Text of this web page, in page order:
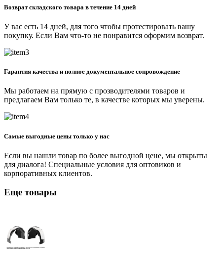
Возврат складского товара в течение 14 дней
У вас есть 14 дней, для того чтобы протестировать вашу
покупку. Если Вам что-то не понравится оформим возврат.
Гарантия качества и полное документальное сопровождение
Мы работаем на прямую с прозводителями товаров и
предлагаем Вам только те, в качестве которых мы уверены.
Самые выгодные цены только у нас
Если вы нашли товар по более выгодной цене, мы открыты
для диалога! Специальные условия для оптовиков и
корпоративных клиентов.
Еще товары